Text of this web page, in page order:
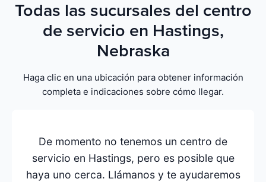
Todas las sucursales del centro
de servicio en Hastings,
Nebraska
Haga clic en una ubicación para obtener información
completa e indicaciones sobre cómo llegar.
De momento no tenemos un centro de
servicio en Hastings, pero es posible que
haya uno cerca. Llámanos y te ayudaremos